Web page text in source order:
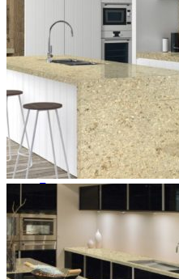
Silestone
Smartquartz
Staron
Stratos Quartz
Symphony
Technistone
Vicostone
Заказать столешницу
Производство
Сервис
Галерея
Отзывы
Контакты
Искать: